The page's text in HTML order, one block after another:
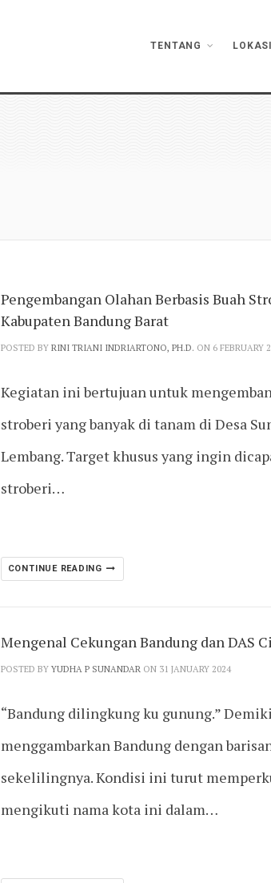
TENTANG LOKASI
Pengembangan Olahan Berbasis Buah
Kabupaten Bandung Barat
POSTED BY RINI TRIANI INDRIARTONO, PH.D. ON 6 FEBRUARY
Kegiatan ini bertujuan untuk
stroberi yang banyak di tanam di Desa
Lembang. Target khusus yang ingin
stroberi…
CONTINUE READING
Mengenal Cekungan Bandung dan DAS
POSTED BY YUDHA P SUNANDARON 31 JANUARY 2024
“Bandung dilingkung ku gunung.”
menggambarkan Bandung dengan
sekelilingnya. Kondisi ini turut
mengikuti nama kota ini dalam…